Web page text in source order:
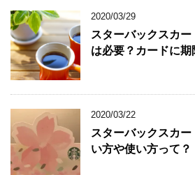
2020/03/29
スターバックスカ
は必要？カードに期
2020/03/22
スターバックスカ
い方や使い方って？